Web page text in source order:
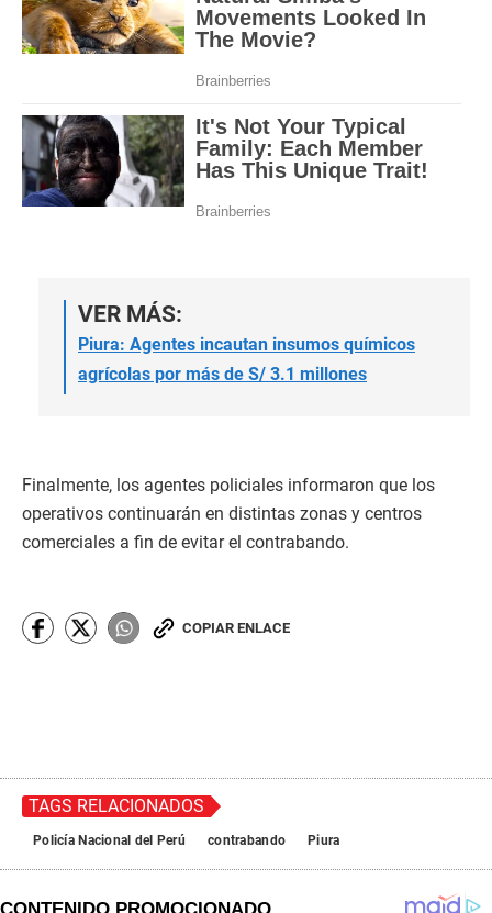
VER MÁS:
Piura: Agentes incautan insumos químicos
agrícolas por más de S/ 3.1 millones
Finalmente, los agentes policiales informaron que los
operativos continuarán en distintas zonas y centros
comerciales a fin de evitar el contrabando.
COPIAR ENLACE
TAGS RELACIONADOS
Policía Nacional del Perú contrabando Piura